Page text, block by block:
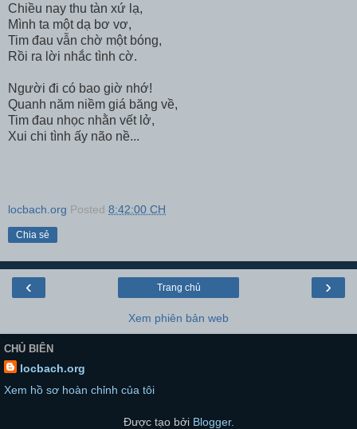
Chiều nay thu tàn xứ lạ,
Mình ta một dạ bơ vơ,
Tim đau vẫn chờ một bóng,
Rồi ra lời nhắc tình cờ.
Người đi có bao giờ nhớ!
Quanh năm niềm giá băng về,
Tim đau nhọc nhằn vết lở,
Xui chi tình ấy não nề...
locbach.org Posted 8:42:00 CH
Chia sẻ
‹ ›
Trang chủ
Xem phiên bản web
CHỦ BIÊN
locbach.org
Xem hồ sơ hoàn chỉnh của tôi
Được tạo bởi Blogger.